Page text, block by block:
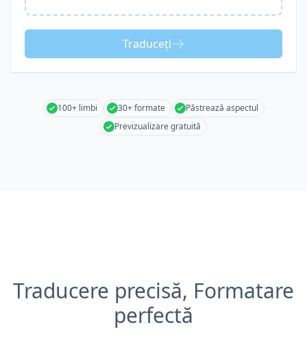
Traduceți
100+ limbi 30+ formate
Păstrează aspectul
Previzualizare gratuită
Traducere precisă, Formatare
perfectă